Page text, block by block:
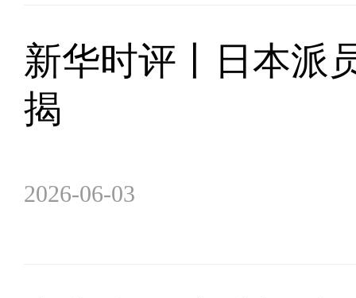
新华时评丨日本派
揭
2026-06-03